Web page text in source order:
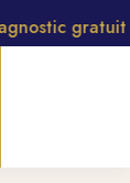
gratuit